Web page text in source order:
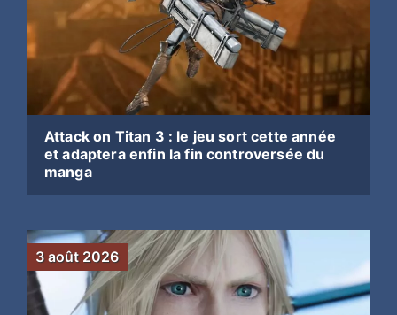
Attack on Titan 3 : le jeu sort cette année
et adaptera enfin la fin controversée du
manga
3 août 2026